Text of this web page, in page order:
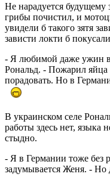
Не нарадуется
грибы почистил, и
увидели б такого зятя
зависти локти б
- Я любимой даже ужин
Рональд. - Пожарил яйца
порадовать. Но в
В украинском селе
работы здесь нет, языка
стыдно.
- Я в Германии тоже без
задумывается Женя. - Но